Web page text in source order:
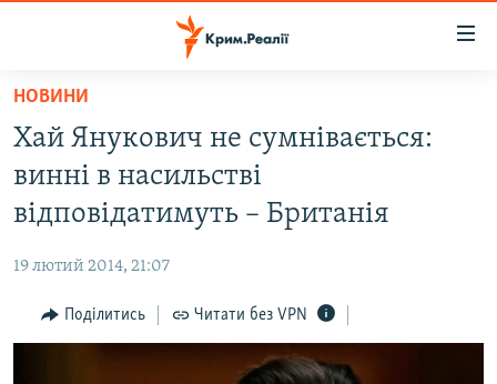
Перейти
основного
матеріалу
Перейти
до
основної
Перейти
до
ВОДА.КРИМ
ВІДЕО ТА ФОТО
БЛОГИ
ПОГЛЯД
НОВИНИ
Хай Янукович не сумнівається:
винні в насильстві
відповідатимуть – Британія
19 лютий 2014, 21:07
Поділитись Читати без VPN